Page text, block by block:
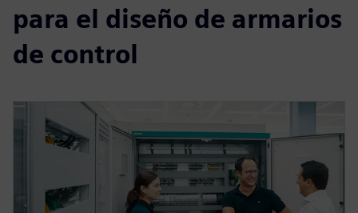
para el diseño de armarios
de control